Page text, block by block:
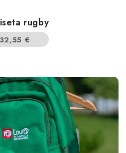
rugby
32,55 €